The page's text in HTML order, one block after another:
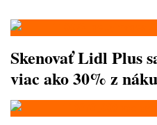
Skenovať Lidl Plus
viac ako 30% z